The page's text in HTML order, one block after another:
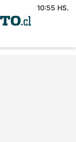
10:55 HS.